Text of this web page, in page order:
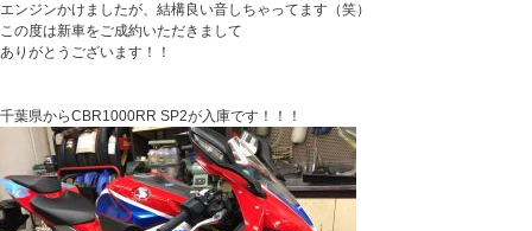
エンジンかけましたが、結構良い音しちゃってます（笑）
この度は新車をご成約いただきまして
ありがとうございます！！
千葉県からCBR1000RR SP2が入庫です！！！